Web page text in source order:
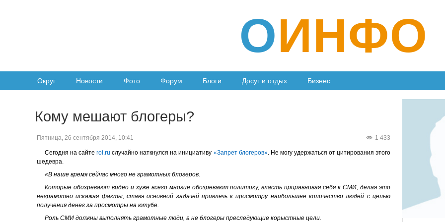
ОИНФО
Округ Новости Фото Форум Блоги Досуг и отдых Бизнес
Кому мешают блогеры?
1 433
Пятница, 26 сентября 2014, 10:41
Сегодня на сайтеroi.ru случайно наткнулся на инициативу «Запрет блогеров». Не могу удержаться от цитирования этого
шедевра.
«В наше время сейчас много не грамотных блогеров.
Которые обозревают видео и хуже всего многие обозревают политику, власть приравнивая себя к СМИ, делая это
неграмотно искажая факты, ставя основной задачей привлечь к просмотру наибольшее количество людей с целью
получения денег за просмотры на ютубе.
Роль СМИ должны выполнять грамотные люди, а не блогеры преследующие корыстные цели.